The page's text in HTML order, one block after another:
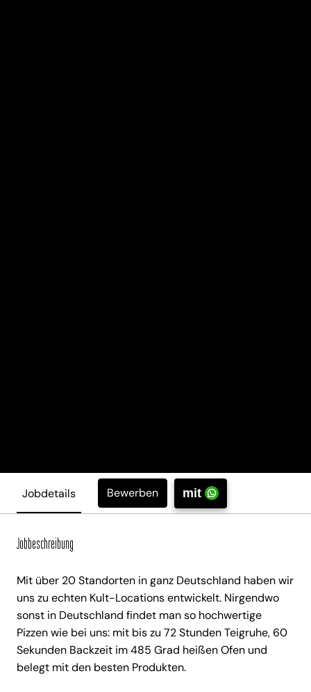
Jobdetails Bewerben mit
Jobbeschreibung
Mit über 20 Standorten in ganz Deutschland haben wir
uns zu echten Kult-Locations entwickelt. Nirgendwo
sonst in Deutschland findet man so hochwertige
Pizzen wie bei uns: mit bis zu 72 Stunden Teigruhe, 60
Sekunden Backzeit im 485 Grad heißen Ofen und
belegt mit den besten Produkten.